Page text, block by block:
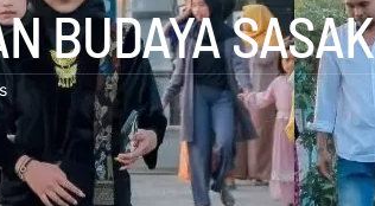
BUDAYA SASAK